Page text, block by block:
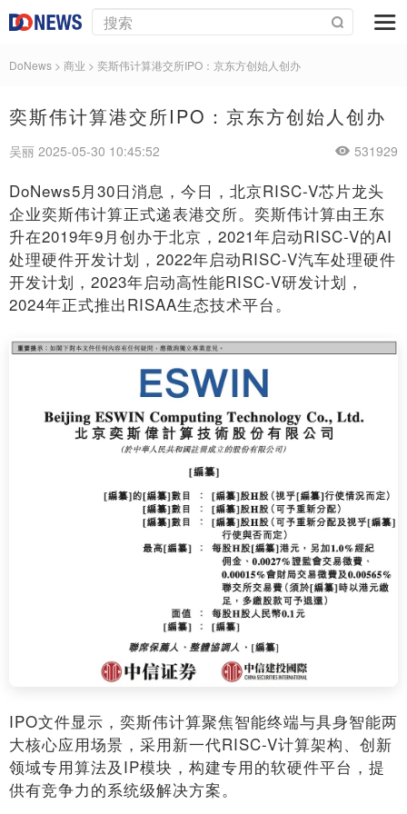
DoNews > 商业 > 奕斯伟计算港交所IPO：京东方创始人创办
奕斯伟计算港交所IPO：京东方创始人创办
吴丽 2025-05-30 10:45:52 531929
DoNews5月30日消息，今日，北京RISC-V芯片龙头
企业奕斯伟计算正式递表港交所。奕斯伟计算由王东
升在2019年9月创办于北京，2021年启动RISC-V的AI
处理硬件开发计划，2022年启动RISC-V汽车处理硬件
开发计划，2023年启动高性能RISC-V研发计划，
2024年正式推出RISAA生态技术平台。
IPO文件显示，奕斯伟计算聚焦智能终端与具身智能两
大核心应用场景，采用新一代RISC-V计算架构、创新
领域专用算法及IP模块，构建专用的软硬件平台，提
供有竞争力的系统级解决方案。